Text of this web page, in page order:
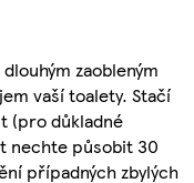
zaobleným
vaší toalety. Stačí
(pro důkladné
nechte působit 30
případných zbylých